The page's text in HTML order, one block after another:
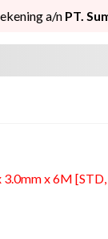
a/n PT.
x 6M